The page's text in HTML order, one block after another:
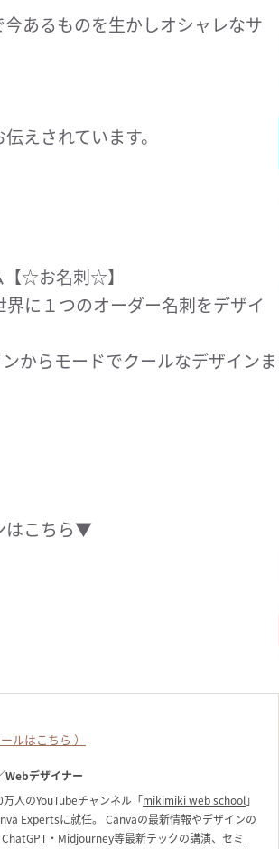
あるものを生かしオシャレなサ
えされています。
【☆お名刺☆】
に１つのオーダー名刺をデザイ
からモードでクールなデザインま
はこちら▼
ルはこちら ）
デザイナー
人のYouTubeチャンネル「mikimiki web school」
Expertsに就任。 Canvaの最新情報やデザインの
・Midjourney等最新テックの講演、 セミ